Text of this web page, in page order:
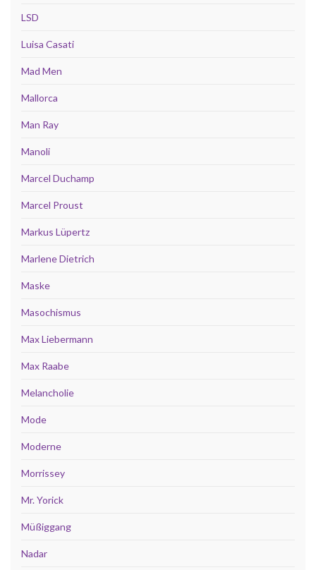
LSD
Luisa Casati
Mad Men
Mallorca
Man Ray
Manoli
Marcel Duchamp
Marcel Proust
Markus Lüpertz
Marlene Dietrich
Maske
Masochismus
Max Liebermann
Max Raabe
Melancholie
Mode
Moderne
Morrissey
Mr. Yorick
Müßiggang
Nadar